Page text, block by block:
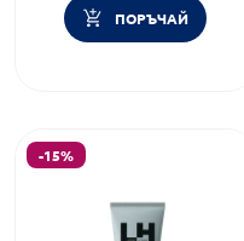
ПОРЪЧАЙ
-15%